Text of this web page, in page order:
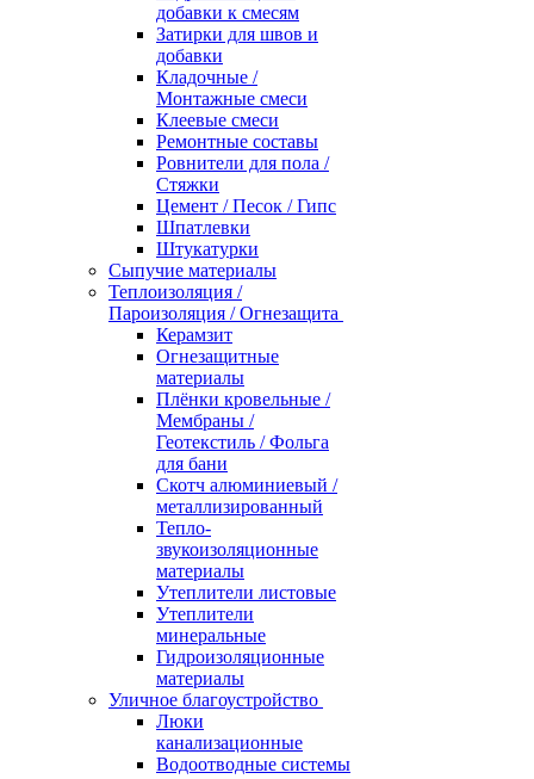
добавки к смесям
Затирки для швов и
добавки
Кладочные /
Монтажные смеси
Клеевые смеси
Ремонтные составы
Ровнители для пола /
Стяжки
Цемент / Песок / Гипс
Шпатлевки
Штукатурки
Сыпучие материалы
Теплоизоляция /
Пароизоляция / Огнезащита
Керамзит
Огнезащитные
материалы
Плёнки кровельные /
Мембраны /
Геотекстиль / Фольга
для бани
Скотч алюминиевый /
металлизированный
Тепло-
звукоизоляционные
материалы
Утеплители листовые
Утеплители
минеральные
Гидроизоляционные
материалы
Уличное благоустройство
Люки
канализационные
Водоотводные системы